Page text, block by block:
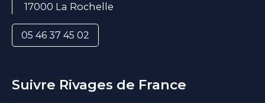
17000 La Rochelle
05 46 37 45 02
Suivre Rivages de France